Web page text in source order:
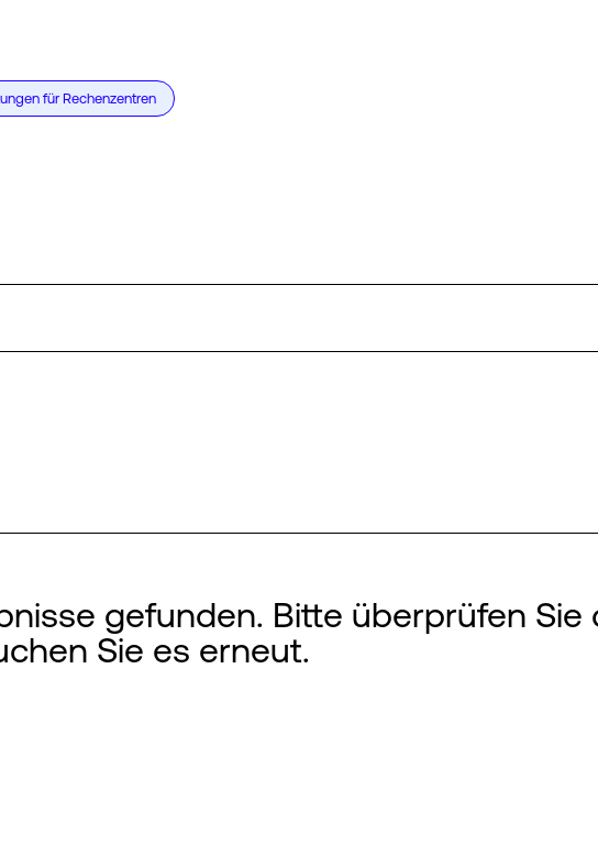
für Rechenzentren
gefunden. Bitte überprüfen Sie
Sie es erneut.